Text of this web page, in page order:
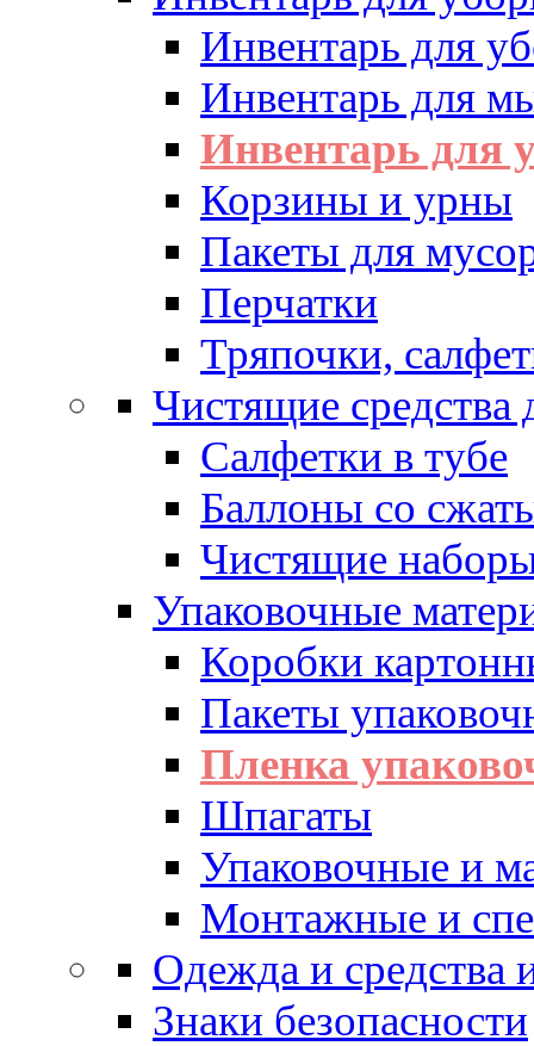
Инвентарь для
Инвентарь для
Инвентарь для
Корзины и урны
Пакеты для
Перчатки
Тряпочки,
Чистящие средства
Салфетки в тубе
Баллоны со
Чистящие
Упаковочные
Коробки
Пакеты
Пленка
Шпагаты
Упаковочные и
Монтажные и
Одежда и средства
Знаки безопасности